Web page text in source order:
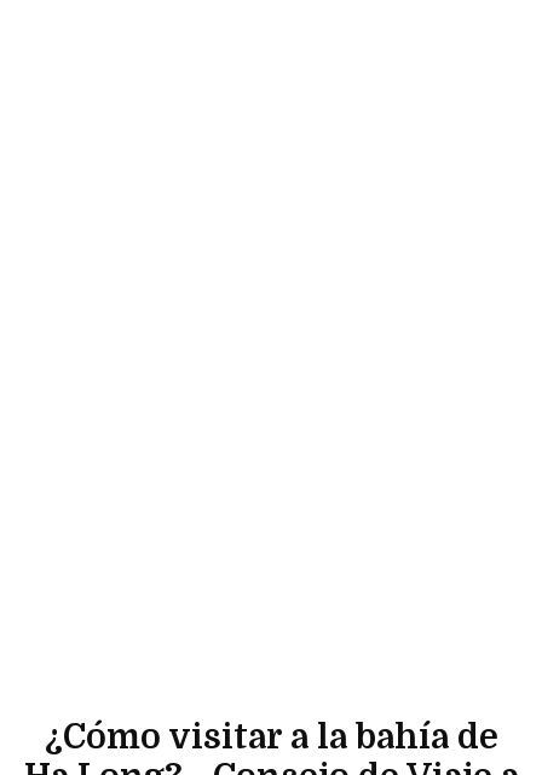
¿Cómo visitar a la bahía de